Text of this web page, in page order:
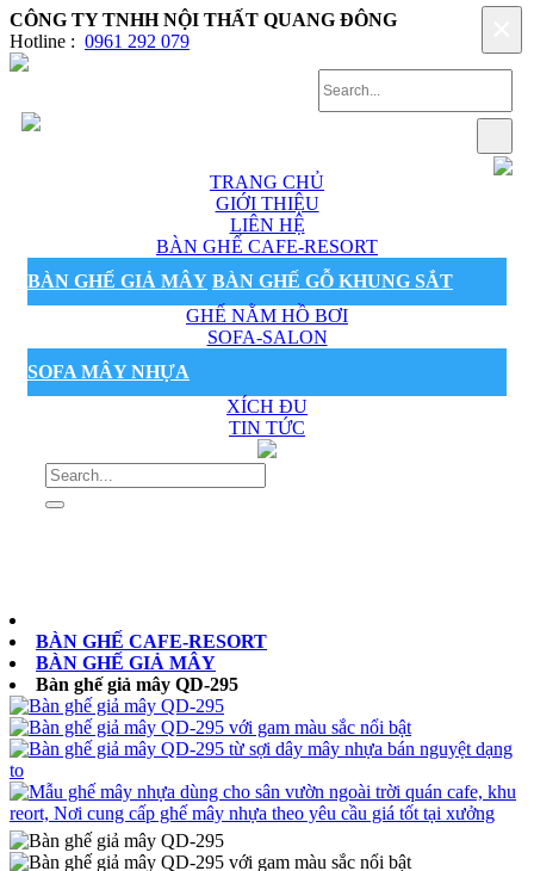
CÔNG TY TNHH NỘI THẤT QUANG ĐÔNG
Hotline : 0961 292 079
TRANG CHỦ
GIỚI THIỆU
LIÊN HỆ
BÀN GHẾ CAFE-RESORT
BÀN GHẾ GIẢ MÂY BÀN GHẾ GỖ KHUNG SẮT
GHẾ NẰM HỒ BƠI
SOFA-SALON
SOFA MÂY NHỰA
XÍCH ĐU
TIN TỨC
BÀN GHẾ CAFE-RESORT
BÀN GHẾ GIẢ MÂY
Bàn ghế giả mây QD-295